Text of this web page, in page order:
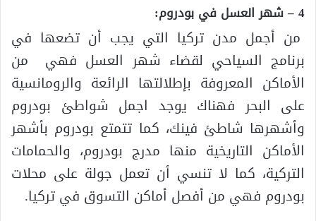
4 – شهر العسل في بودروم:
من أجمل مدن تركيا التي يجب أن تضعها في
برنامج السياحي لقضاء شهر العسل فهي من
الأماكن المعروفة بإطلالتها الرائعة والرومانسية
على البحر فهناك يوجد اجمل شواطئ بودروم
وأشهرها شاطئ فينك، كما تتمتع بودروم بأشهر
الأماكن التاريخية منها مدرج بودروم، والحمامات
التركية، كما لا تنسي أن تعمل جولة على محلات
بودروم فهي من أفصل أماكن التسوق في تركيا.